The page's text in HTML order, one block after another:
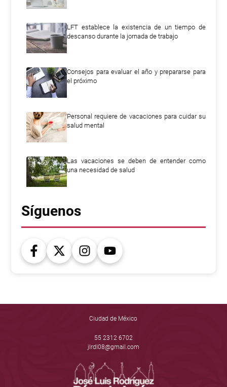
LFT establece la existencia de un tiempo de
descanso durante la jornada de trabajo
Consejos para evaluar el año y prepararse para
el próximo
Personal requiere de vacaciones para cuidar su
salud mental
Las vacaciones se deben de entender como
una necesidad de salud
Síguenos
Ciudad de México
55 2312 6702
jlrdl08@gmail.com